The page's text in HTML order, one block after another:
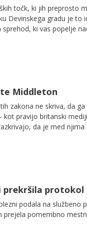
točk, ki jih preprosto
Devinskega gradu je to
ki vas popelje
Middleton
zakona ne skriva, da
kot pravijo britanski
da je med
prekršila protokol
podala na službeno
prejela pomembno